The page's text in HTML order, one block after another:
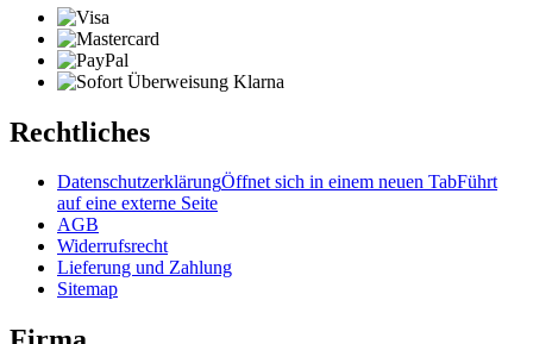
Rechtliches
DatenschutzerklärungÖffnet sich in einem neuen TabFührt
auf eine externe Seite
AGB
Widerrufsrecht
Lieferung und Zahlung
Sitemap